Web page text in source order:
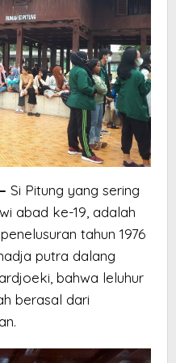
Si Pitung yang sering
abad ke-19, adalah
tahun 1976
putra dalang
bahwa leluhur
berasal dari